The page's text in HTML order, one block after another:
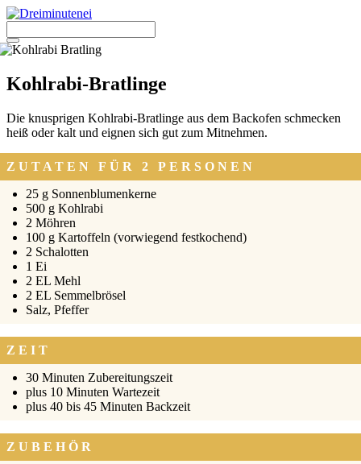
Zum
springen
Menü
Kohlrabi-Bratlinge
Die knusp­ri­gen Kohl­ra­bi-Brat­lin­ge aus dem Back­ofen schme­cken
heiß oder kalt und eig­nen sich gut zum Mit­neh­men.
ZUTATEN FÜR 2 PERSONEN
25 g Son­nen­blu­men­ker­ne
500 g Kohl­ra­bi
2 Möh­ren
100 g Kar­tof­feln (vor­wie­gend fest­ko­chend)
2 Scha­lot­ten
1 Ei
2 EL Mehl
2 EL Sem­mel­brö­sel
Salz, Pfef­fer
ZEIT
30 Minu­ten Zube­rei­tungs­zeit
plus 10 Minu­ten War­te­zeit
plus 40 bis 45 Minu­ten Back­zeit
ZUBEHÖR